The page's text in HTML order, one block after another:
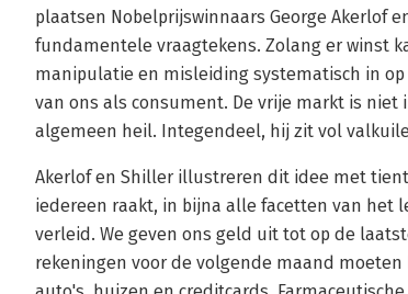
plaatsen Nobelprijswinnaars George Akerlof
fundamentele vraagtekens. Zolang er winst
manipulatie en misleiding systematisch in
van ons als consument. De vrije markt is
algemeen heil. Integendeel, hij zit vol
Akerlof en Shiller illustreren dit idee met
iedereen raakt, in bijna alle facetten van het
verleid. We geven ons geld uit tot op de
rekeningen voor de volgende maand